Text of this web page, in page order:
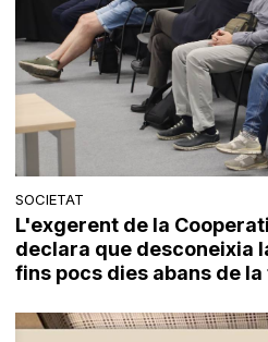
SOCIETAT
L'exgerent de la
declara que desconeixia
fins pocs dies abans de